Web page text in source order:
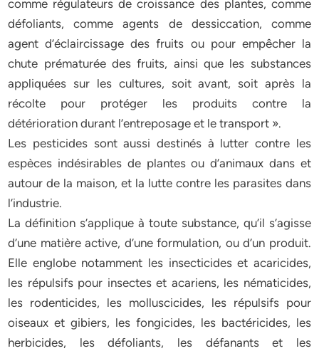
comme régulateurs de croissance des plantes, comme
défoliants, comme agents de dessiccation, comme
agent d’éclaircissage des fruits ou pour empêcher la
chute prématurée des fruits, ainsi que les substances
appliquées sur les cultures, soit avant, soit après la
récolte pour protéger les produits contre la
détérioration durant l’entreposage et le transport ».
Les pesticides sont aussi destinés à lutter contre les
espèces indésirables de plantes ou d’animaux dans et
autour de la maison, et la lutte contre les parasites dans
l’industrie.
La définition s’applique à toute substance, qu’il s’agisse
d’une matière active, d’une formulation, ou d’un produit.
Elle englobe notamment les insecticides et acaricides,
les répulsifs pour insectes et acariens, les nématicides,
les rodenticides, les molluscicides, les répulsifs pour
oiseaux et gibiers, les fongicides, les bactéricides, les
herbicides, les défoliants, les défanants et les